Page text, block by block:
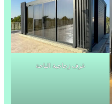
غرف زجاجية الباحة